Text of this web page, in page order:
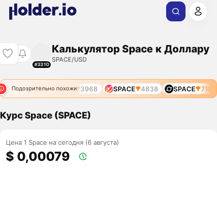
#3310
Калькулятор Space к Доллару
SPACE/USD
Подозрительно похожи
2676 SPARK 3968 SPACE 4838 SPACE 7185
Курс Space (SPACE)
Цена 1 Space на сегодня (6 августа)
$ 0,00079